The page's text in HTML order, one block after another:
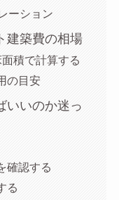
ーション
建築費の相場
積で計算する
の目安
いいのか迷っ
確認する
る